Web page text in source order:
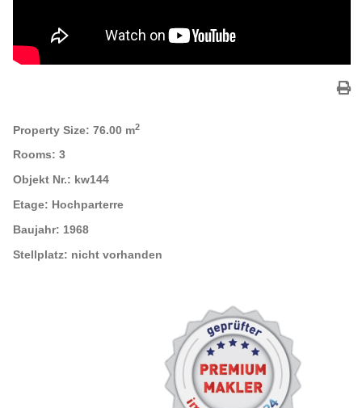
Property Size: 76.00 m2
Rooms: 3
Objekt Nr.: kw144
Etage: Hochparterre
Baujahr: 1968
Stellplatz: nicht vorhanden